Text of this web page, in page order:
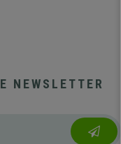
NEWSLETTER